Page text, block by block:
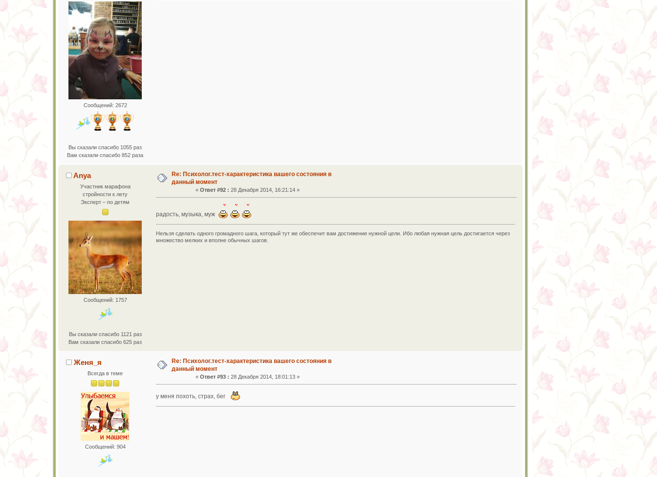
Сообщений: 2672
Вы сказали спасибо 1055 раз
Вам сказали спасибо 852 раза
Anya
Участник марафона
стройности к лету
Эксперт – по детям
Сообщений: 1757
Вы сказали спасибо 1121 раз
Вам сказали спасибо 625 раз
Re: Психолог.тест-характеристика вашего состояния в
данный момент
« Ответ #92 : 28 Декабря 2014, 16:21:14 »
радость, музыка, муж
Нельзя сделать одного громадного шага, который тут же обеспечит вам достижение нужной цели. Ибо любая нужная цель достигается через
множество мелких и вполне обычных шагов.
Женя_я
Всегда в теме
Сообщений: 904
Re: Психолог.тест-характеристика вашего состояния в
данный момент
« Ответ #93 : 28 Декабря 2014, 18:01:13 »
у меня похоть, страх, бег